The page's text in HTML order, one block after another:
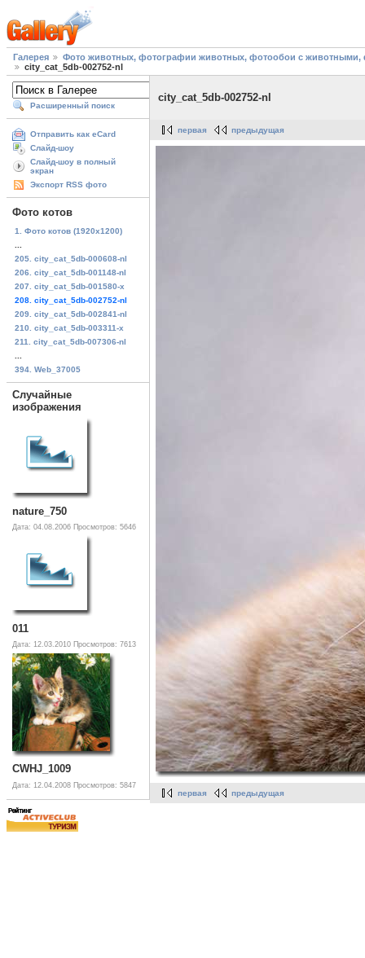
Галерея
Фото животных, фотографии животных, фотообои с
city_cat_5db-002752-nl
Расширенный поиск
Отправить как eCard
Слайд-шоу
Слайд-шоу в полный
экран
Экспорт RSS фото
Фото котов
1. Фото котов (1920х1200)
205. city_cat_5db-000608-nl
206. city_cat_5db-001148-nl
207. city_cat_5db-001580-x
208. city_cat_5db-002752-nl
209. city_cat_5db-002841-nl
210. city_cat_5db-003311-x
211. city_cat_5db-007306-nl
394. Web_37005
Случайные
изображения
nature_750
Дата: 04.08.2006 Просмотров: 5646
011
Дата: 12.03.2010 Просмотров: 7613
CWHJ_1009
Дата: 12.04.2008 Просмотров: 5847
city_cat_5db-002752-nl
первая предыдущая
первая предыдущая